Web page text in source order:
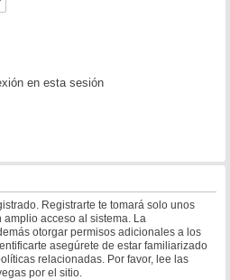
en esta sesión
Registrarte te tomará solo unos
acceso al sistema. La
otorgar permisos adicionales a los
asegúrete de estar familiarizado
relacionadas. Por favor, lee las
por el sitio.